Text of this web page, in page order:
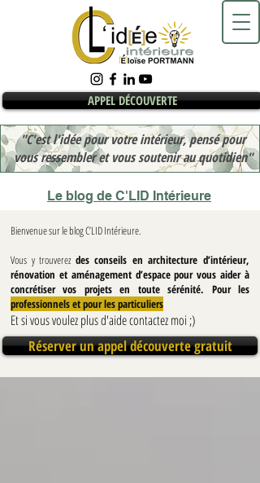
APPEL DÉCOUVERTE
"C'est l'idée pour votre intérieur, pensé pour
vous ressembler et vous soutenir au quotidien"
Le blog de C'LID Intérieure
Blog
Bienvenue sur le blog C’LID Intérieure.
Vous y trouverez des conseils en architecture d’intérieur,
rénovation et aménagement d’espace pour vous aider à
concrétiser vos projets en toute sérénité. Pour les
professionnels et pour les particuliers
Et si vous voulez plus d'aide contactez moi ;)
Réserver un appel découverte gratuit